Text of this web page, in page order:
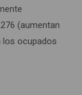
(aumentan
los ocupados